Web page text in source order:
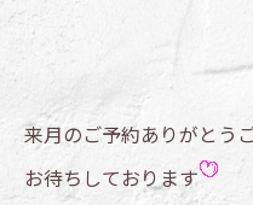
来月のご予約ありがとう
お待ちしております